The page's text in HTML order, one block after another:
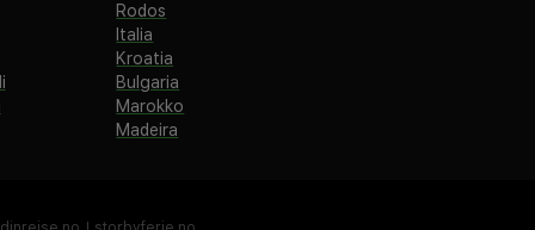
Rodos
Italia
Kroatia
Bulgaria
Marokko
Madeira